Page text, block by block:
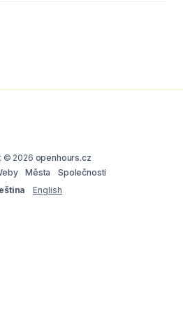
© 2026 openhours.cz
Města
Společnosti
English